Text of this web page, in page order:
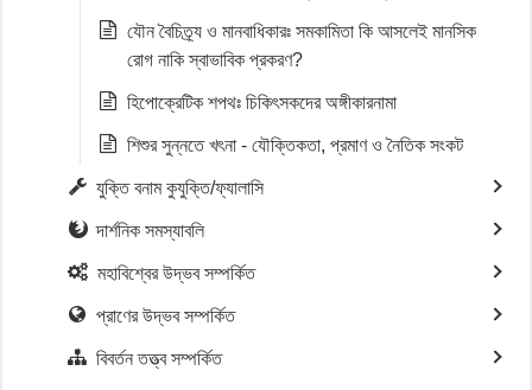
যৌন বৈচিত্র্য ও মানবাধিকারঃ সমকামিতা কি আসলেই মানসিক
রোগ নাকি স্বাভাবিক প্রকরণ?
হিপোক্রেটিক শপথঃ চিকিৎসকদের অঙ্গীকারনামা
শিশুর সুন্নতে খৎনা - যৌক্তিকতা, প্রমাণ ও নৈতিক সংকট
যুক্তি বনাম কুযুক্তি/ফ্যালাসি
দার্শনিক সমস্যাবলি
মহাবিশ্বের উদ্ভব সম্পর্কিত
প্রাণের উদ্ভব সম্পর্কিত
বিবর্তন তত্ত্ব সম্পর্কিত